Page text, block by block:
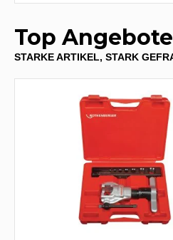
Top Angebote
STARKE ARTIKEL, STARK